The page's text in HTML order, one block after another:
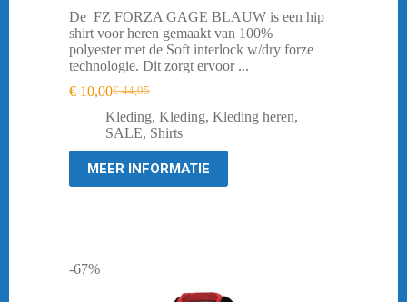
De FZ FORZA GAGE BLAUW is een hip
shirt voor heren gemaakt van 100%
polyester met de Soft interlock w/dry forze
technologie. Dit zorgt ervoor ...
€44,95
Oorspronkelijke
prijs
was:
€ 10,00Huidige
prijs
is:
Kleding, Kleding, Kleding heren,
SALE, Shirts
MEER INFORMATIE
-67%